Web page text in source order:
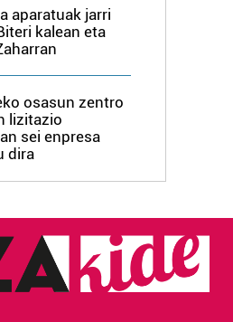
prozesatzeko moduari
eta hirugarrenen cookie-
onartuz gero, teknologia hori
ematen diguzu.Gehiago
aparatuak jarri
kalean eta
osasun zentro
lizitazio
sei enpresa
dira